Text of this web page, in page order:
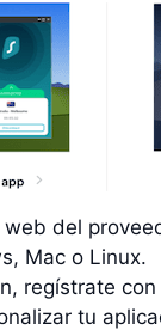
del
Mac o Linux.
regístrate
tu